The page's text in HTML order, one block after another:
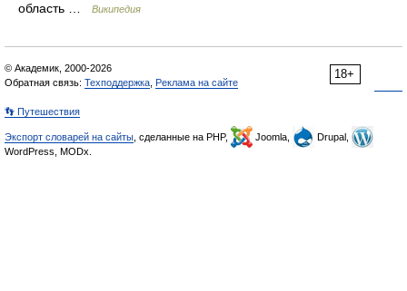
область …
Википедия
18+
© Академик, 2000-2026
Обратная связь: Техподдержка Реклама на сайте
👣 Путешествия
Экспорт словарей на сайты , сделанные на PHP, Joomla,
Drupal,
WordPress, MODx.